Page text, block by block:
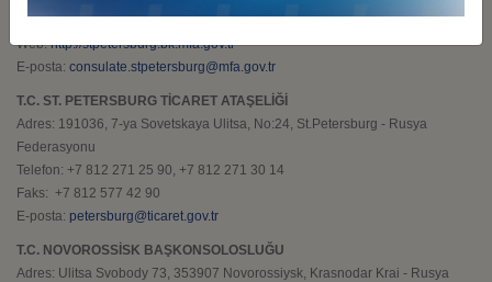
Faks: +7 812 577 42 90
Web:http://stpetersburg.bk.mfa.gov.tr
E-posta: consulate.stpetersburg@mfa.gov.tr
T.C. ST. PETERSBURG TİCARET ATAŞELİĞİ
Adres: 191036, 7-ya Sovetskaya Ulitsa, No:24, St.Petersburg - Rusya
Federasyonu
Telefon: +7 812 271 25 90, +7 812 271 30 14
Faks: +7 812 577 42 90
E-posta: petersburg@ticaret.gov.tr
T.C. NOVOROSSİSK BAŞKONSOLOSLUĞU
Adres: Ulitsa Svobody 73, 353907 Novorossiysk, Krasnodar Krai - Rusya